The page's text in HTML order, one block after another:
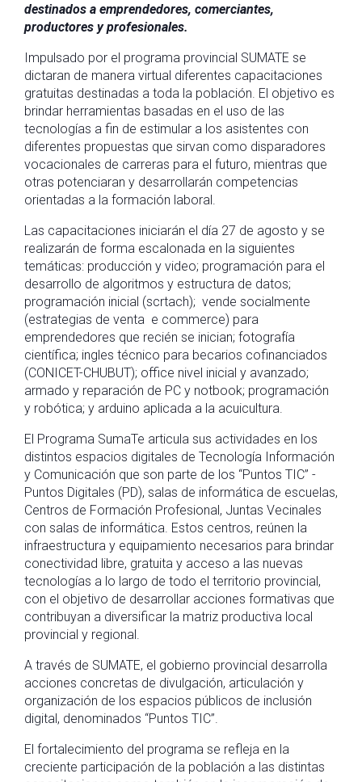
destinados a emprendedores, comerciantes,
productores y profesionales.
Impulsado por el programa provincial SUMATE se
dictaran de manera virtual diferentes capacitaciones
gratuitas destinadas a toda la población. El objetivo es
brindar herramientas basadas en el uso de las
tecnologías a fin de estimular a los asistentes con
diferentes propuestas que sirvan como disparadores
vocacionales de carreras para el futuro, mientras que
otras potenciaran y desarrollarán competencias
orientadas a la formación laboral.
Las capacitaciones iniciarán el día 27 de agosto y se
realizarán de forma escalonada en la siguientes
temáticas: producción y video; programación para el
desarrollo de algoritmos y estructura de datos;
programación inicial (scrtach); vende socialmente
(estrategias de venta e commerce) para
emprendedores que recién se inician; fotografía
científica; ingles técnico para becarios cofinanciados
(CONICET-CHUBUT); office nivel inicial y avanzado;
armado y reparación de PC y notbook; programación
y robótica; y arduino aplicada a la acuicultura.
El Programa SumaTe articula sus actividades en los
distintos espacios digitales de Tecnología Información
y Comunicación que son parte de los “Puntos TIC” -
Puntos Digitales (PD), salas de informática de escuelas,
Centros de Formación Profesional, Juntas Vecinales
con salas de informática. Estos centros, reúnen la
infraestructura y equipamiento necesarios para brindar
conectividad libre, gratuita y acceso a las nuevas
tecnologías a lo largo de todo el territorio provincial,
con el objetivo de desarrollar acciones formativas que
contribuyan a diversificar la matriz productiva local
provincial y regional.
A través de SUMATE, el gobierno provincial desarrolla
acciones concretas de divulgación, articulación y
organización de los espacios públicos de inclusión
digital, denominados “Puntos TIC”.
El fortalecimiento del programa se refleja en la
creciente participación de la población a las distintas